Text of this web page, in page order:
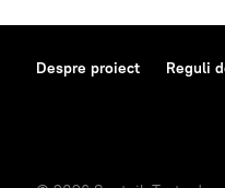
Despre proiect Reguli